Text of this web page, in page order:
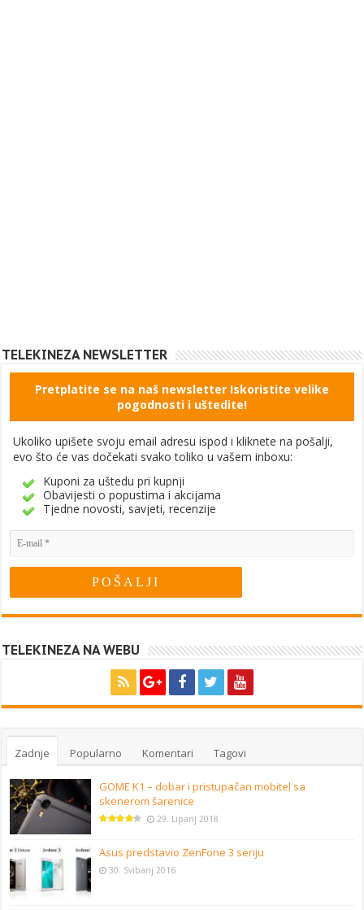
TELEKINEZA NEWSLETTER
Pretplatite se na naš newsletter Iskoristite velike
pogodnosti i uštedite!
Ukoliko upišete svoju email adresu ispod i kliknete na pošalji,
evo što će vas dočekati svako toliko u vašem inboxu:
Kuponi za uštedu pri kupnji
Obavijesti o popustima i akcijama
Tjedne novosti, savjeti, recenzije
TELEKINEZA NA WEBU
Zadnje Popularno Komentari Tagovi
GOME K1 – dobar i pristupačan mobitel sa
skenerom šarenice
29. Lipanj 2018
Asus predstavio ZenFone 3 seriju
30. Svibanj 2016